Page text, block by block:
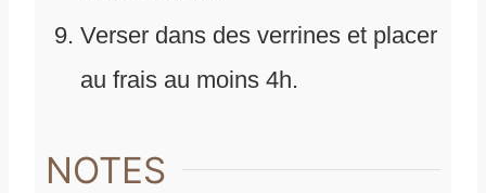
Verser dans des verrines et placer
au frais au moins 4h.
NOTES